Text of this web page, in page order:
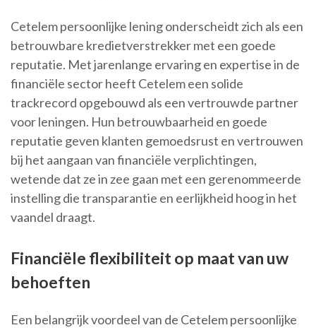
Cetelem persoonlijke lening onderscheidt zich als een
betrouwbare kredietverstrekker met een goede
reputatie. Met jarenlange ervaring en expertise in de
financiële sector heeft Cetelem een solide
trackrecord opgebouwd als een vertrouwde partner
voor leningen. Hun betrouwbaarheid en goede
reputatie geven klanten gemoedsrust en vertrouwen
bij het aangaan van financiële verplichtingen,
wetende dat ze in zee gaan met een gerenommeerde
instelling die transparantie en eerlijkheid hoog in het
vaandel draagt.
Financiële flexibiliteit op maat van uw
behoeften
Een belangrijk voordeel van de Cetelem persoonlijke